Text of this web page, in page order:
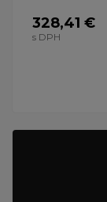
328,41 €
s DPH